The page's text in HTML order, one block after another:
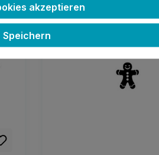
akzeptieren
Speichern